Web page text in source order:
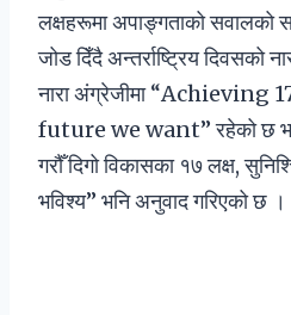
लक्षहरूमा अपाङ्गताको सवालको
जोड दिँदै अन्तर्राष्ट्रिय दिवसको
नारा अंग्रेजीमा “Achieving
future we want” रहेको छ भने
गरौँ दिगो विकासका १७ लक्ष,
भविश्य” भनि अनुवाद गरिएको छ ।